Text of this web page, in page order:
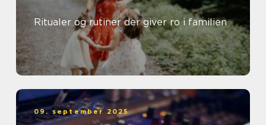
Ritualer og rutiner der giver ro i familien
09. september 2025